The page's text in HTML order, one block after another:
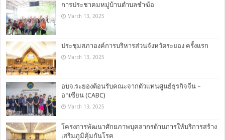
การประชาคมหมู่บ้านตำบลชำฆ้อ
March 13, 2025
ประชุมสภาองค์การบริหารส่วนจังหวัดระยอง ครั้งแรก
March 13, 2025
อบจ.ระยองต้อนรับคณะจากตัวแทนศูนย์ธุรกิจจีน –
อาเซียน (CABC)
March 13, 2025
โครงการพัฒนาศักยภาพบุคลากรด้านการให้บริการสร้าง
เสริมภูมิคุ้มกันโรค